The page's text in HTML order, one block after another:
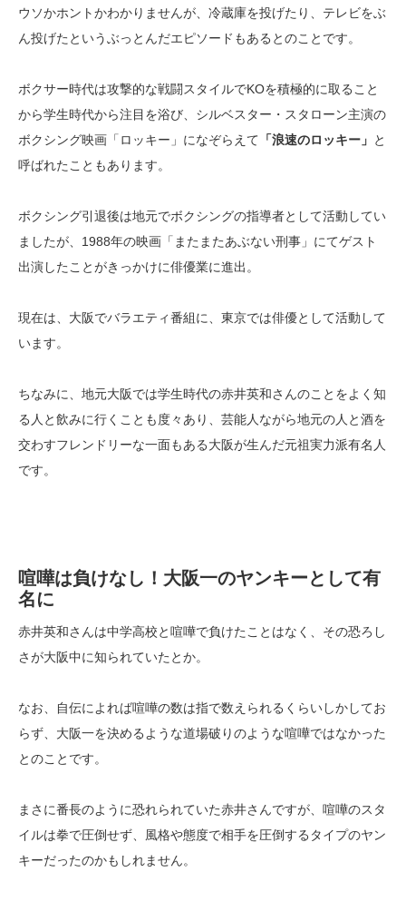
ウソかホントかわかりませんが、冷蔵庫を投げたり、テレビをぶ
ん投げたというぶっとんだエピソードもあるとのことです。
ボクサー時代は攻撃的な戦闘スタイルでKOを積極的に取ること
から学生時代から注目を浴び、シルベスター・スタローン主演の
ボクシング映画「ロッキー」になぞらえて 「浪速のロッキー」 と
呼ばれたこともあります。
ボクシング引退後は地元でボクシングの指導者として活動してい
ましたが、1988年の映画「またまたあぶない刑事」にてゲスト
出演したことがきっかけに俳優業に進出。
現在は、大阪でバラエティ番組に、東京では俳優として活動して
います。
ちなみに、地元大阪では学生時代の赤井英和さんのことをよく知
る人と飲みに行くことも度々あり、芸能人ながら地元の人と酒を
交わすフレンドリーな一面もある大阪が生んだ元祖実力派有名人
です。
喧嘩は負けなし！大阪一のヤンキーとして有
名に
赤井英和さんは中学高校と喧嘩で負けたことはなく、その恐ろし
さが大阪中に知られていたとか。
なお、自伝によれば喧嘩の数は指で数えられるくらいしかしてお
らず、大阪一を決めるような道場破りのような喧嘩ではなかった
とのことです。
まさに番長のように恐れられていた赤井さんですが、喧嘩のスタ
イルは拳で圧倒せず、風格や態度で相手を圧倒するタイプのヤン
キーだったのかもしれません。